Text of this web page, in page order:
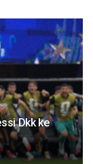
Dkk ke